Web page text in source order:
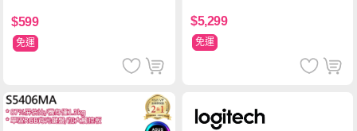
$599
免運
$5,299
免運